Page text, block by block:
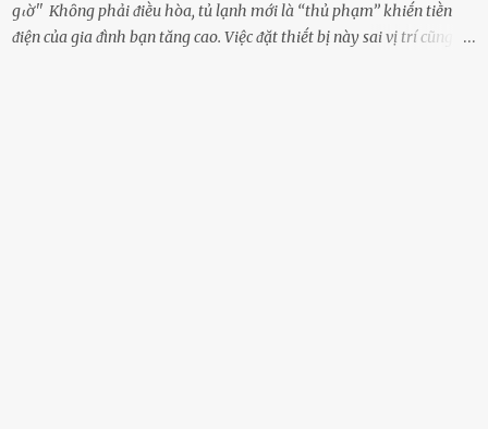
gιờ'' Khȏng phải ᵭiḕu hòa, tủ lạnh mới là ‘‘thủ phạm’’ khiḗn tiḕn
ᵭiện của gia ᵭình bạn tăng cao. Việc ᵭặt thiḗt bị này sai vị trí cũng là